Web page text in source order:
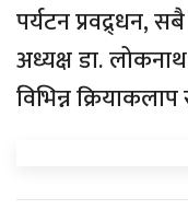
पर्यटन प्रवद्र्धन,
अध्यक्ष डा.
विभिन्न